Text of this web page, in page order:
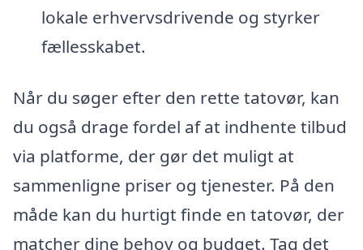
lokale erhvervsdrivende og styrker
fællesskabet.
Når du søger efter den rette tatovør, kan
du også drage fordel af at indhente tilbud
via platforme, der gør det muligt at
sammenligne priser og tjenester. På den
måde kan du hurtigt finde en tatovør, der
matcher dine behov og budget. Tag det